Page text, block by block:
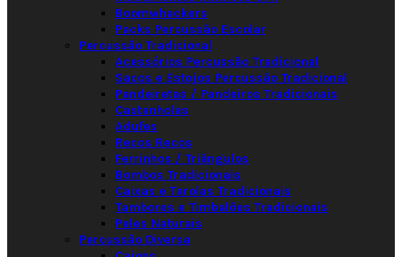
Boomwhackers
Packs Percussão Escolar
Percussão Tradicional
Acessórios Percussão Tradicional
Sacos e Estojos Percussão Tradicional
Pandeiretas / Pandeiros Tradicionais
Castanholas
Adufes
Recos Recos
Ferrinhos / Triângulos
Bombos Tradicionais
Caixas e Tarolas Tradicionais
Tambores e Timbalões Tradicionais
Peles Naturais
Percussão Diversa